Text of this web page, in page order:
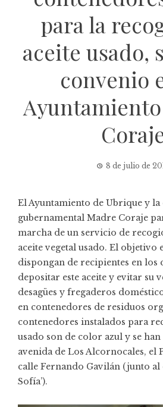
para la
aceite usado,
convenio
8 de julio de
El Ayuntamiento de Ubrique y
gubernamental Madre Coraje
marcha de un servicio de
aceite vegetal usado. El objetivo
dispongan de recipientes en los
depositar este aceite y evitar su
desagües y fregaderos
en contenedores de residuos
contenedores instalados para
usado son de color azul y se
avenida de Los Alcornocales, el
calle Fernando Gavilán (junto al
Sofía’).